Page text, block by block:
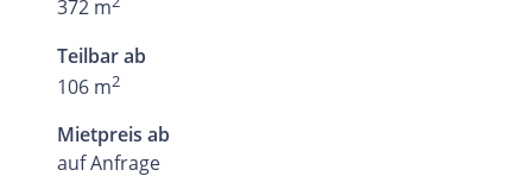
372 m
Teilbar ab
106 m2
Mietpreis ab
auf Anfrage